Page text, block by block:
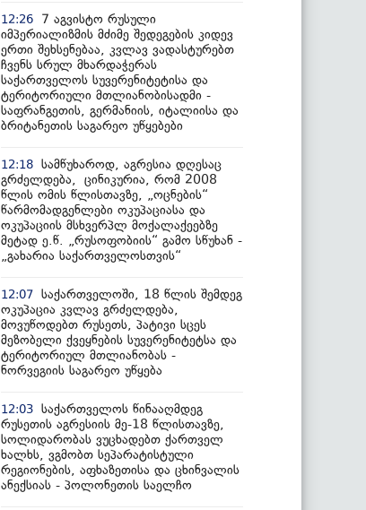
12:26
7 აგვისტო რუსული
იმპერიალიზმის მძიმე შედეგების კიდევ
ერთი შეხსენებაა, კვლავ ვადასტურებთ
ჩვენს სრულ მხარდაჭერას
საქართველოს სუვერენიტეტისა და
ტერიტორიული მთლიანობისადმი -
საფრანგეთის, გერმანიის, იტალიისა და
ბრიტანეთის საგარეო უწყებები
12:18 სამწუხაროდ, აგრესია დღესაც
გრძელდება, ცინიკურია, რომ 2008
წლის ომის წლისთავზე, „ოცნების“
წარმომადგენლები ოკუპაციასა და
ოკუპაციის მსხვერპლ მოქალაქეებზე
მეტად ე.წ. „რუსოფობიის“ გამო სწუხან -
„გახარია საქართველოსთვის“
12:07 საქართველოში, 18 წლის შემდეგ
ოკუპაცია კვლავ გრძელდება,
მოვუწოდებთ რუსეთს, პატივი სცეს
მეზობელი ქვეყნების სუვერენიტეტსა და
ტერიტორიულ მთლიანობას -
ნორვეგიის საგარეო უწყება
12:03 საქართველოს წინააღმდეგ
რუსეთის აგრესიის მე-18 წლისთავზე,
სოლიდარობას ვუცხადებთ ქართველ
ხალხს, ვგმობთ სეპარატისტული
რეგიონების, აფხაზეთისა და ცხინვალის
ანექსიას - პოლონეთის საელჩო